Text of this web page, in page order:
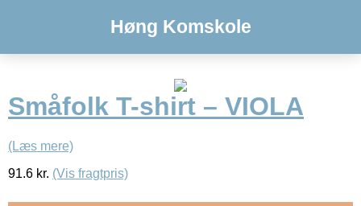
Høng Komskole
Småfolk T-shirt – VIOLA
(Læs mere)
91.6 kr. (Vis fragtpris)